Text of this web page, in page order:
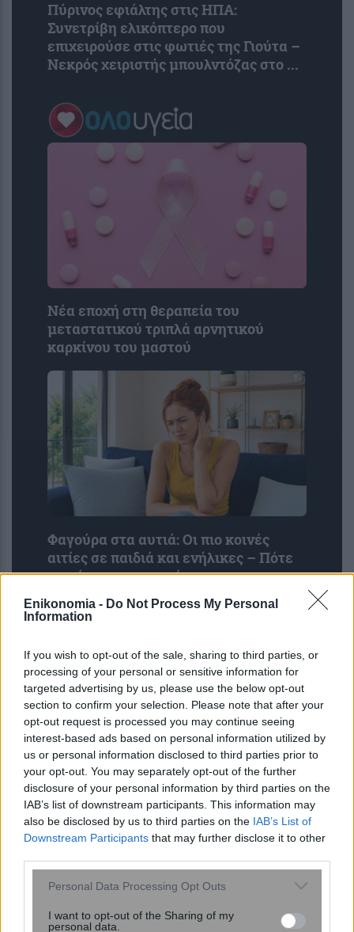
Enikonomia - Do Not Process My Personal
Information
If you wish to opt-out of the sale, sharing to third parties, or
processing of your personal or sensitive information for
targeted advertising by us, please use the below opt-out
section to confirm your selection. Please note that after your
opt-out request is processed you may continue seeing
interest-based ads based on personal information utilized by
us or personal information disclosed to third parties prior to
your opt-out. You may separately opt-out of the further
disclosure of your personal information by third parties on the
IAB’s list of downstream participants. This information may
also be disclosed by us to third parties on the IAB’s List of
Downstream Participants that may further disclose it to other
Please note that this website/app uses one or more Google
not limited to your visit or usage behaviour. You may click to
Personal Data Processing Opt Outs
I want to opt-out of the Sharing of my
personal data.
Πύρινος εφιάλτης στις ΗΠΑ:
Συνετρίβη ελικόπτερο που
επιχειρούσε στις φωτιές της Γιούτα –
Νεκρός χειριστής μπουλντόζας στο ...
Νέα εποχή στη θεραπεία του
μεταστατικού τριπλά αρνητικού
καρκίνου του μαστού
Φαγούρα στα αυτιά: Οι πιο κοινές
αιτίες σε παιδιά και ενήλικες – Πότε
να πάτε στον γιατρό
Τρεις πλατφόρμες phishing
παρακάμπτουν το MFA και στοχεύουν
λογαριασμούς Microsoft 365